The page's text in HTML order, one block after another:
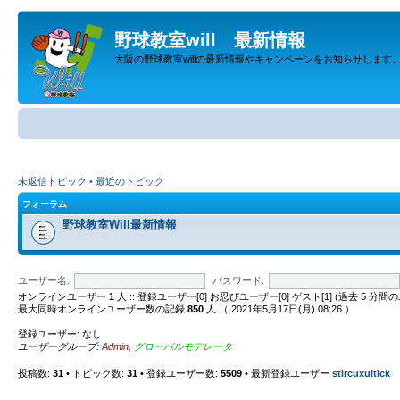
野球教室will 最新情報
大阪の野球教室willの最新情報やキャンペーンをお知らせします
未返信トピック • 最近のトピック
フォーラム
野球教室Will最新情報
ユーザー名:
パスワード:
オンラインユーザー 1 人 :: 登録ユーザー[0] お忍びユーザー[0] ゲスト[1] (過去 5 分間
最大同時オンラインユーザー数の記録 850 人 （ 2021年5月17日(月) 08:26 ）
登録ユーザー: なし
ユーザーグループ: Admin グローバルモデレータ
投稿数: 31 • トピック数: 31 • 登録ユーザー数: 5509 • 最新登録ユーザー stircuxultick